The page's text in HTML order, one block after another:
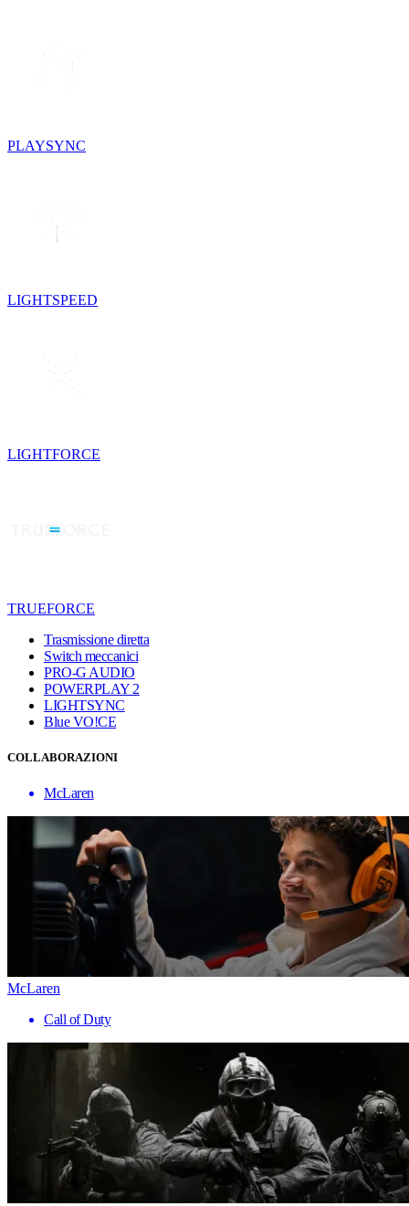
PLAYSYNC
LIGHTSPEED
LIGHTFORCE
TRUEFORCE
Trasmissione diretta
Switch meccanici
PRO-G AUDIO
POWERPLAY 2
LIGHTSYNC
Blue VO!CE
COLLABORAZIONI
McLaren
McLaren
Call of Duty